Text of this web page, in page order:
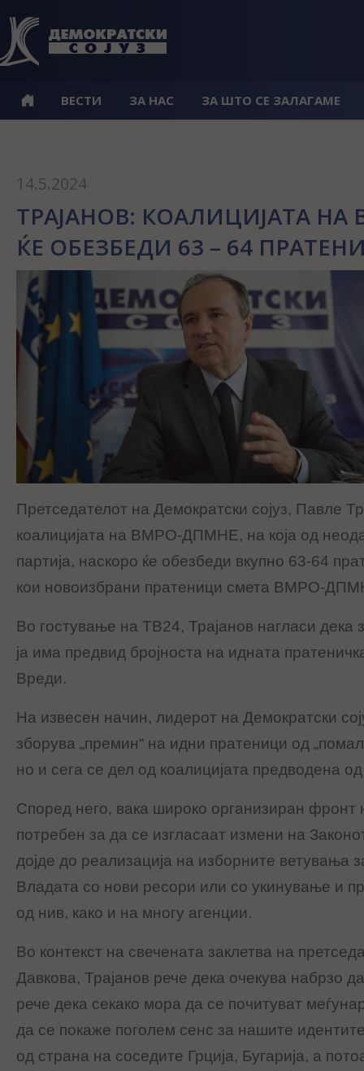
ВЕСТИ ЗА НАС ЗА ШТО СЕ ЗАЛАГАМЕ
14.5.2024
ТРАЈАНОВ: КОАЛИЦИЈАТА
ЌЕ ОБЕЗБЕДИ 63 – 64
Претседателот на Демократски сојуз, Павле
коалицијата на ВМРО-ДПМНЕ, на која од
партија, наскоро ќе обезбеди вкупно 63-64
кои новоизбрани пратеници смета ВМРО-
Во гостување на ТВ24, Трајанов нагласи дека
ја има предвид бројноста на идната
Вреди.
На извесен начин, лидерот на Демократски
зборува „премин“ на идни пратеници од
но и сега се дел од коалицијата предводена
Според него, вака широко организиран
потребен за да се изгласаат измени на
дојде до реализација на изборните ветувања
Владата со нови ресори или со укинување и
од нив, како и на многу агенции.
Во контекст на свечената заклетва на
Давкова, Трајанов рече дека очекува набрзо
рече дека секако мора да се почитуват
да се покаже поголем сенс за нашите
од страна на соседите Грција, Бугарија, а